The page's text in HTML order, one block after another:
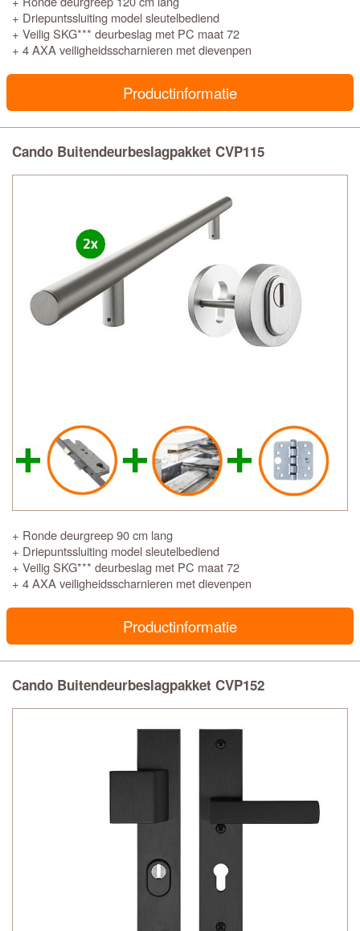
+ Driepuntssluiting model sleutelbediend
+ Veilig SKG*** deurbeslag met PC maat 72
+ 4 AXA veiligheidsscharnieren met dievenpen
Productinformatie
Cando Buitendeurbeslagpakket CVP115
+ Ronde deurgreep 90 cm lang
+ Driepuntssluiting model sleutelbediend
+ Veilig SKG*** deurbeslag met PC maat 72
+ 4 AXA veiligheidsscharnieren met dievenpen
Productinformatie
Cando Buitendeurbeslagpakket CVP152